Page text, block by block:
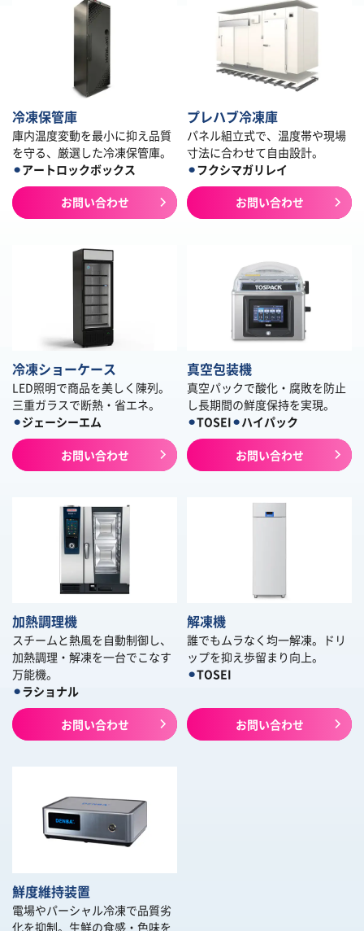
冷凍保管庫
庫内温度変動を最小に抑え品質
を守る、厳選した冷凍保管庫。
⚫︎アートロックボックス
お問い合わせ
プレハブ冷凍庫
パネル組立式で、温度帯や現場
寸法に合わせて自由設計。
⚫︎フクシマガリレイ
お問い合わせ
冷凍ショーケース
LED照明で商品を美しく陳列。
三重ガラスで断熱・省エネ。
⚫︎ジェーシーエム
お問い合わせ
真空包装機
真空パックで酸化・腐敗を防止
し長期間の鮮度保持を実現。
⚫︎TOSEI⚫︎ハイパック
お問い合わせ
加熱調理機
スチームと熱風を自動制御し、
加熱調理・解凍を一台でこなす
万能機。
⚫︎ラショナル
お問い合わせ
解凍機
誰でもムラなく均一解凍。ドリ
ップを抑え歩留まり向上。
⚫︎TOSEI
お問い合わせ
鮮度維持装置
電場やパーシャル冷凍で品質劣
化を抑制。生鮮の食感・色味を